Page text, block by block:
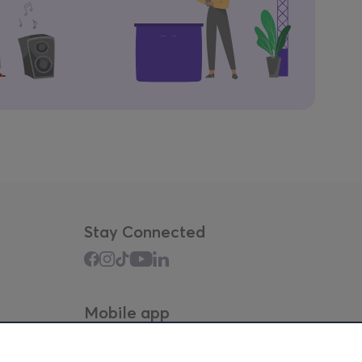
Stay Connected
Mobile app